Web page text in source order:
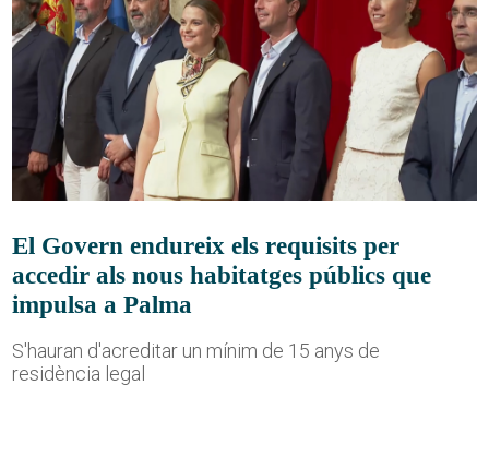
El Govern endureix els requisits per
accedir als nous habitatges públics que
impulsa a Palma
S'hauran d'acreditar un mínim de 15 anys de
residència legal